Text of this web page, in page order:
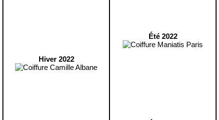
Hiver 2022
Été 2022